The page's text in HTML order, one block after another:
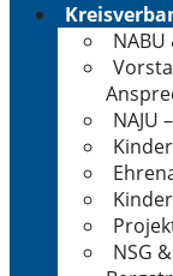
NAJU
NSG